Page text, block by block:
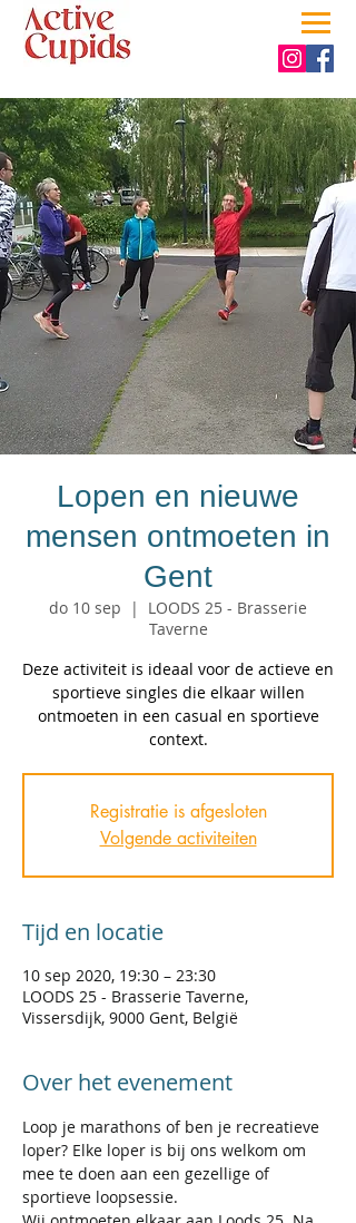
Lopen en nieuwe
mensen ontmoeten in
Gent
do 10 sep
  |
LOODS 25 - Brasserie
Taverne
Deze activiteit is ideaal voor de actieve en
sportieve singles die elkaar willen
ontmoeten in een casual en sportieve
context.
Registratie is afgesloten
Volgende activiteiten
Tijd en locatie
10 sep 2020, 19:30 – 23:30
LOODS 25 - Brasserie Taverne,
Vissersdijk, 9000 Gent, België
Over het evenement
Loop je marathons of ben je recreatieve
loper? Elke loper is bij ons welkom om
mee te doen aan een gezellige of
sportieve loopsessie.